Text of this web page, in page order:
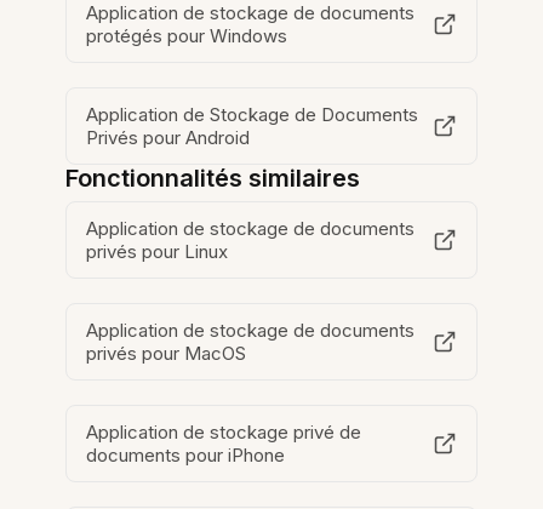
Application de stockage de documents
protégés pour Windows
Application de Stockage de Documents
Privés pour Android
Fonctionnalités similaires
Application de stockage de documents
privés pour Linux
Application de stockage de documents
privés pour MacOS
Application de stockage privé de
documents pour iPhone